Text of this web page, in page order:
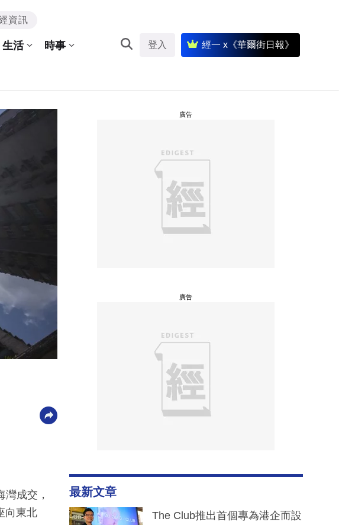
資訊
生活 時事 登入 經一 x《華爾街日報》
成交，
向東北
廣告
廣告
最新文章
The Club推出首個專為港企而設